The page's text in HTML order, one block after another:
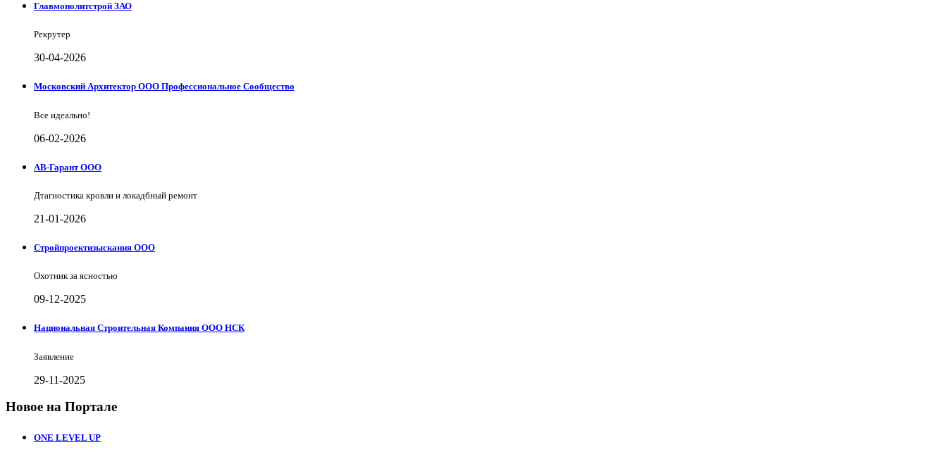
Главмонолитстрой ЗАО
Рекрутер
30-04-2026
Московский Архитектор ООО Профессиональное Сообщество
Все идеально!
06-02-2026
АВ-Гарант ООО
Дтагностика кровли и локадбный ремонт
21-01-2026
Стройпроектизыскания ООО
Охотник за ясностью
09-12-2025
Национальная Строительная Компания ООО НСК
Заявление
29-11-2025
Новое на Портале
ONE LEVEL UP